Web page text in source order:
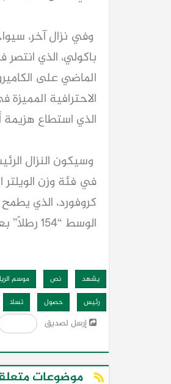
وفي نزال آخر،
باكولي، الذي
الماضي على
الاحترافية
الذي استطاع هزيمة
وسيكون النزال
في فئة وزن الويلتر
كروفورد، الذي
الوسط “154 رطلاً” بعد أن تمكن من السيطرة على فئة “ويلترويت”.
يشهد نص موسم
رئيس
حصول تسلا
إرسل لصديقFacebook
موضوعات